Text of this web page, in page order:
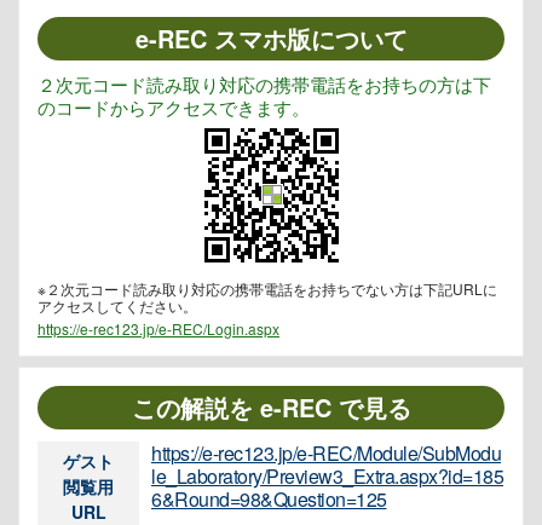
e-REC スマホ版について
２次元コード読み取り対応の携帯電話をお持ちの方は下
のコードからアクセスできます。
※２次元コード読み取り対応の携帯電話をお持ちでない方は下記URLに
アクセスしてください。
https://e-rec123.jp/e-REC/Login.aspx
この解説を e-REC で見る
ゲスト
閲覧用
URL
https://e-rec123.jp/e-REC/Module/SubModu
le_Laboratory/Preview3_Extra.aspx?id=185
6&Round=98&Question=125